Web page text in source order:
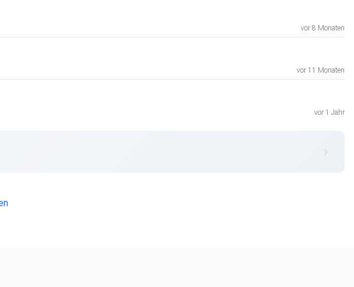
vor 8 Monaten
vor 11 Monaten
vor 1 Jahr